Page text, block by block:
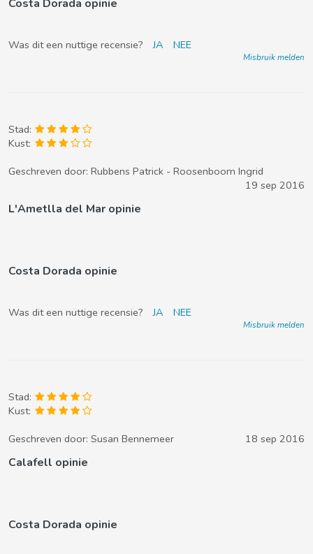
Costa Dorada opinie
Was dit een nuttige recensie? JA NEE
Misbruik melden
Stad:
Kust:
Geschreven door: Rubbens Patrick - Roosenboom Ingrid
19 sep 2016
L'Ametlla del Mar opinie
Costa Dorada opinie
Was dit een nuttige recensie? JA NEE
Misbruik melden
Stad:
Kust:
Geschreven door: Susan Bennemeer 18 sep 2016
Calafell opinie
Costa Dorada opinie